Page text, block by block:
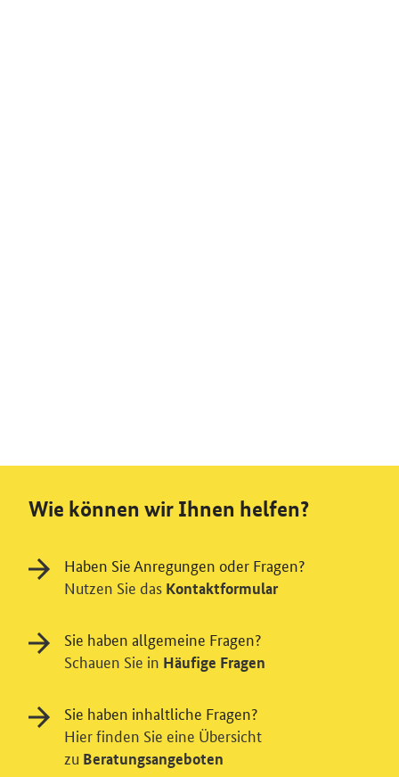
Wie können wir Ihnen helfen?
Haben Sie Anregungen oder Fragen?
Nutzen Sie das Kontaktformular
Sie haben allgemeine Fragen?
Schauen Sie in Häufige Fragen
Sie haben inhaltliche Fragen?
Hier finden Sie eine Übersicht
zu Beratungsangeboten